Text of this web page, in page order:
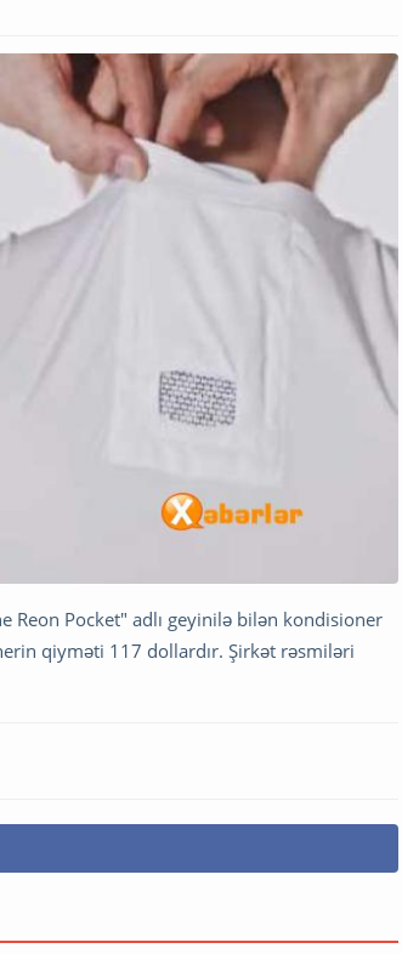
Pocket" adlı geyinilə bilən kondisioner
qiyməti 117 dollardır. Şirkət rəsmiləri